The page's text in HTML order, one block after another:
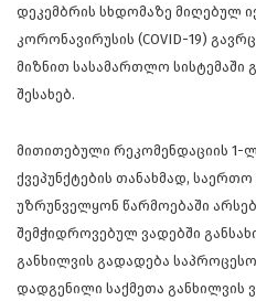
დეკემბრის სხდომაზე მიღებულ
კორონავირუსის (COVID-19)
მიზნით სასამართლო სისტემაში
შესახებ.
მითითებული რეკომენდაციის 1-
ქვეპუნქტების თანახმად, საერთო
უზრუნველყონ წარმოებაში
შემჭიდროვებულ ვადებში
განხილვის გადადება
დადგენილი საქმეთა განხილვის